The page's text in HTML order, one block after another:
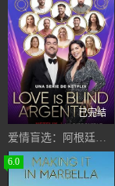
已完结
爱情盲选：阿根廷篇第二季
6.0